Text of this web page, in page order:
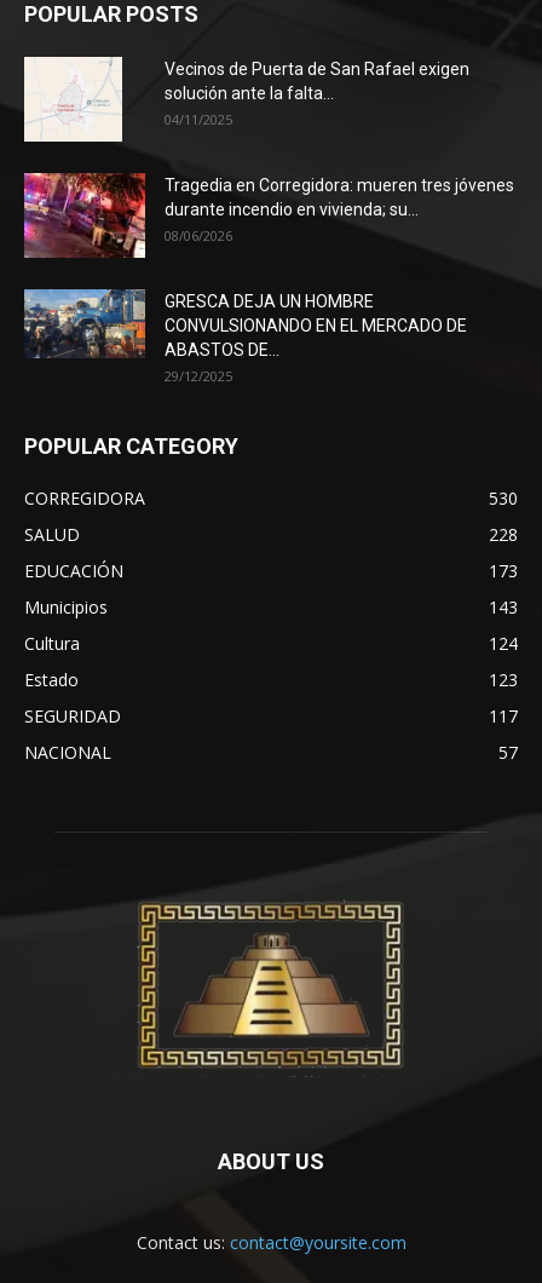
POPULAR POSTS
Vecinos de Puerta de San Rafael exigen
solución ante la falta...
04/11/2025
Tragedia en Corregidora: mueren tres jóvenes
durante incendio en vivienda; su...
08/06/2026
GRESCA DEJA UN HOMBRE
CONVULSIONANDO EN EL MERCADO DE
ABASTOS DE...
29/12/2025
POPULAR CATEGORY
CORREGIDORA
530
SALUD
228
EDUCACIÓN
173
Municipios
143
Cultura
124
Estado
123
SEGURIDAD
117
NACIONAL
57
ABOUT US
Contact us: contact@yoursite.com